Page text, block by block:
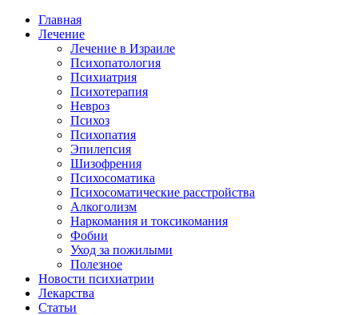
Главная
Лечение
Лечение в Израиле
Психопатология
Психиатрия
Психотерапия
Невроз
Психоз
Психопатия
Эпилепсия
Шизофрения
Психосоматика
Психосоматические расстройства
Алкоголизм
Наркомания и токсикомания
Фобии
Уход за пожилыми
Полезное
Новости психиатрии
Лекарства
Статьи